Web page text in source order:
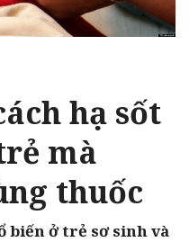
hạ sốt
mà
thuốc
biến ở trẻ sơ sinh và